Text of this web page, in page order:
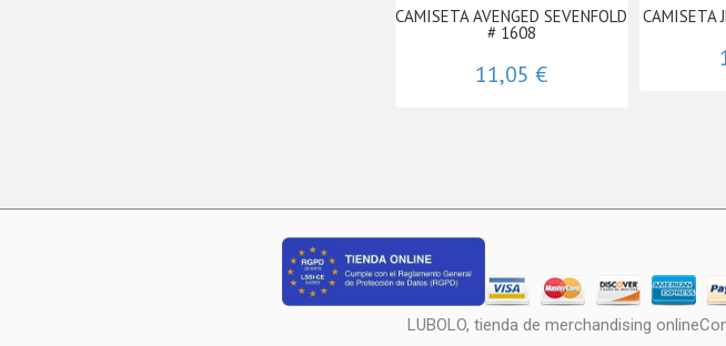
CAMISETA AVENGED SEVENFOLD
# 1608
11,05 €
CAMISETA
LUBOLO, tienda de merchandising